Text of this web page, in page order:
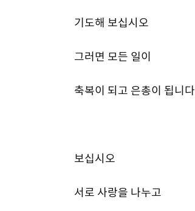
기도해 보십시오
그러면 모든 일이
축복이 되고 은총이 됩니다
보십시오
서로 사랑을 나누고